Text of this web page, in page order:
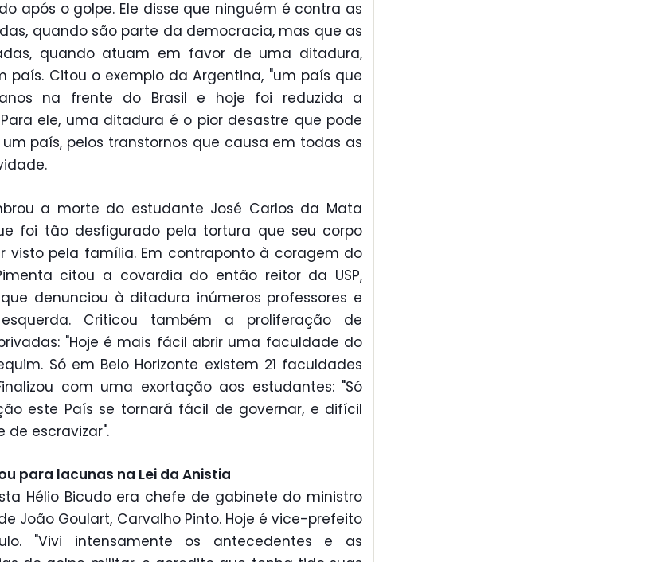
após o golpe. Ele disse que ninguém é contra as
quando são parte da democracia, mas que as
quando atuam em favor de uma ditadura,
país. Citou o exemplo da Argentina, "um país que
na frente do Brasil e hoje foi reduzida a
ele, uma ditadura é o pior desastre que pode
país, pelos transtornos que causa em todas as
a morte do estudante José Carlos da Mata
foi tão desfigurado pela tortura que seu corpo
visto pela família. Em contraponto à coragem do
citou a covardia do então reitor da USP,
denunciou à ditadura inúmeros professores e
Criticou também a proliferação de
"Hoje é mais fácil abrir uma faculdade do
Só em Belo Horizonte existem 21 faculdades
com uma exortação aos estudantes: "Só
este País se tornará fácil de governar, e difícil
de escravizar".
para lacunas na Lei da Anistia
Hélio Bicudo era chefe de gabinete do ministro
João Goulart, Carvalho Pinto. Hoje é vice-prefeito
"Vivi intensamente os antecedentes e as